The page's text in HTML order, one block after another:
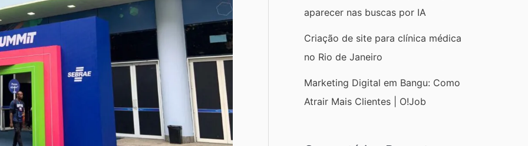
aparecer nas buscas por IA
Criação de site para clínica médica
no Rio de Janeiro
Marketing Digital em Bangu: Como
Atrair Mais Clientes | O!Job